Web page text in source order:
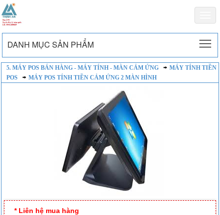
DANH MỤC SẢN PHẨM
5. MÁY POS BÁN HÀNG - MÁY TÍNH - MÀN CẢM ỨNG
MÁY TÍNH TIỀN
POS
MÁY POS TÍNH TIỀN CẢM ỨNG 2 MÀN HÌNH
* Liên hệ mua hàng